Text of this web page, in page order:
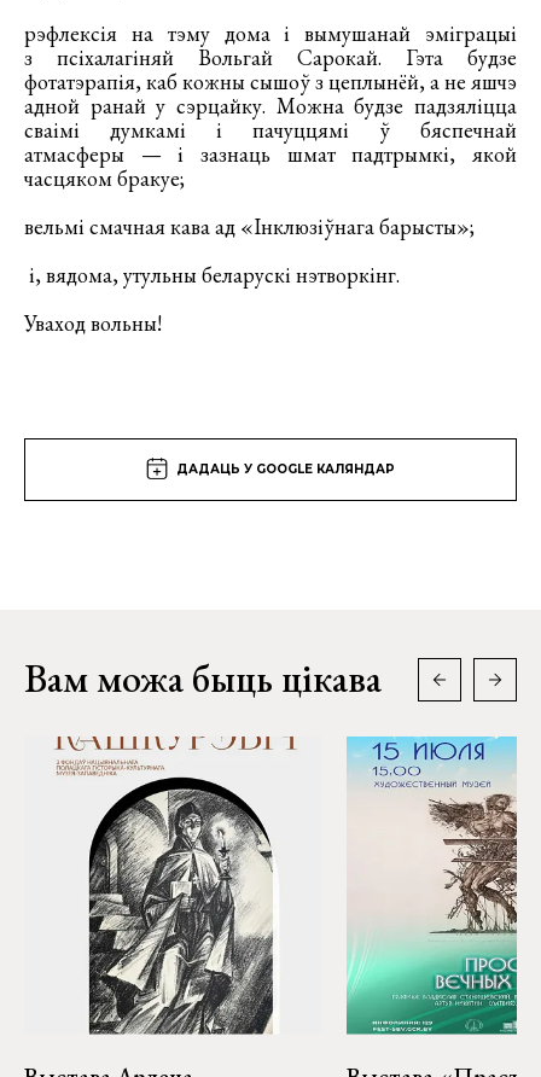
рэфлексія на тэму дома і вымушанай эміграцыі
з псіхалагіняй Вольгай Сарокай. Гэта будзе
фотатэрапія, каб кожны сышоў з цеплынёй, а не яшчэ
адной ранай у сэрцайку. Можна будзе падзяліцца
сваімі думкамі і пачуццямі ў бяспечнай
атмасферы — і зазнаць шмат падтрымкі, якой
часцяком бракуе;
вельмі смачная кава ад «Інклюзіўнага барысты»;
і, вядома, утульны беларускі нэтворкінг.
Уваход вольны!
ДАДАЦЬ У GOOGLE КАЛЯНДАР
Вам можа быць цікава